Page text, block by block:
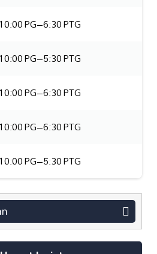
10:00 PG–6:30 PTG
10:00 PG–5:30 PTG
10:00 PG–6:30 PTG
10:00 PG–6:30 PTG
10:00 PG–5:30 PTG